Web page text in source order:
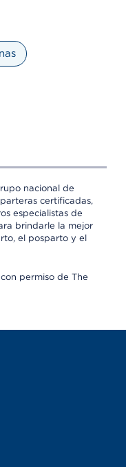
nacional de
certificadas,
especialistas de
brindarle la mejor
el posparto y el
permiso de The